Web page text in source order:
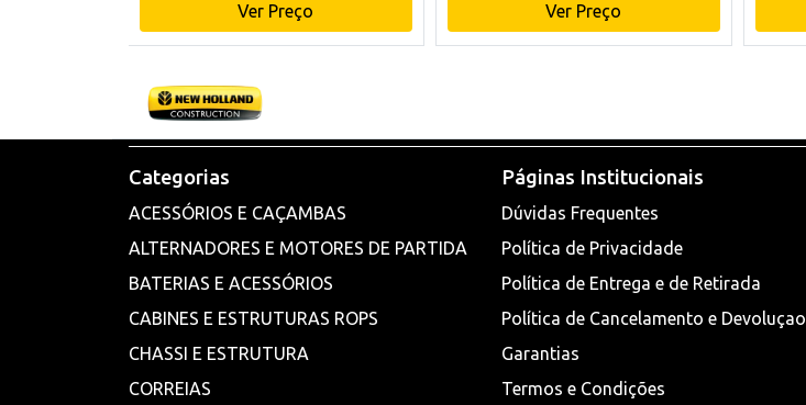
Ver Preço
Ver Preço
Categorias
ACESSÓRIOS E CAÇAMBAS
ALTERNADORES E MOTORES DE PARTIDA
BATERIAS E ACESSÓRIOS
CABINES E ESTRUTURAS ROPS
CHASSI E ESTRUTURA
CORREIAS
Páginas Institucionais
Dúvidas Frequentes
Política de Privacidade
Política de Entrega e de Retirada
Política de Cancelamento e Devoluçao
Garantias
Termos e Condições